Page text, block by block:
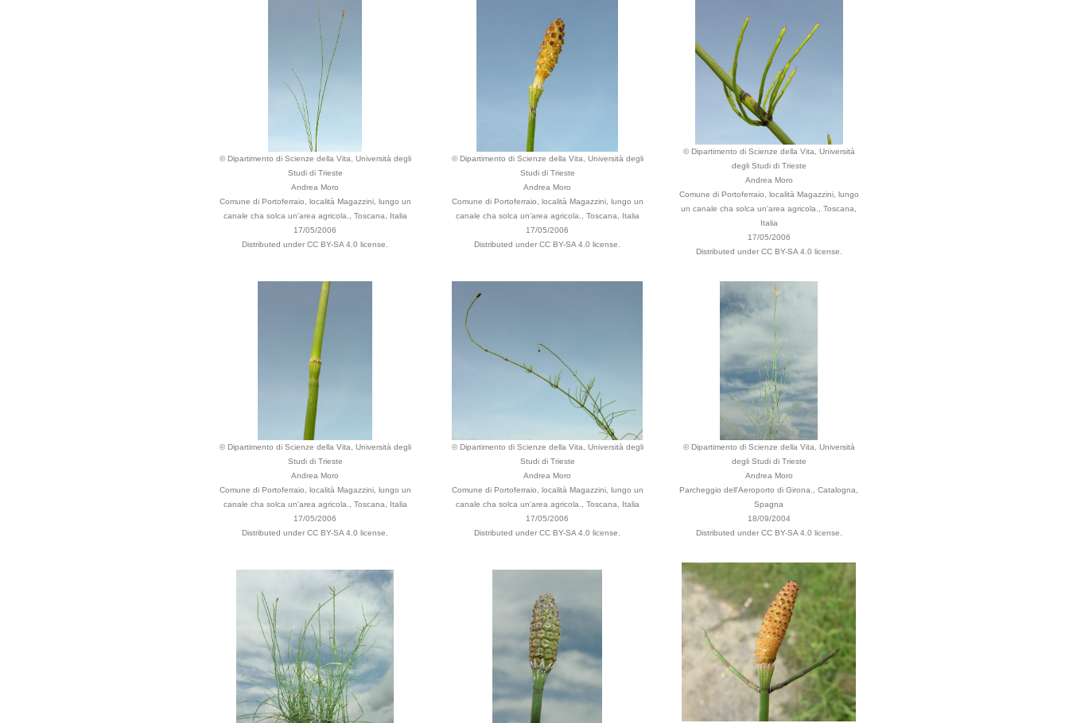
© Dipartimento di Scienze della Vita, Università degli
Studi di Trieste
Andrea Moro
Comune di Portoferraio, località Magazzini, lungo un
canale cha solca un'area agricola., Toscana, Italia
17/05/2006
Distributed under CC BY-SA 4.0 license.
© Dipartimento di Scienze della Vita, Università degli
Studi di Trieste
Andrea Moro
Comune di Portoferraio, località Magazzini, lungo un
canale cha solca un'area agricola., Toscana, Italia
17/05/2006
Distributed under CC BY-SA 4.0 license.
© Dipartimento di Scienze della Vita, Università
degli Studi di Trieste
Andrea Moro
Comune di Portoferraio, località Magazzini, lungo
un canale cha solca un'area agricola., Toscana,
Italia
17/05/2006
Distributed under CC BY-SA 4.0 license.
© Dipartimento di Scienze della Vita, Università degli
Studi di Trieste
Andrea Moro
Comune di Portoferraio, località Magazzini, lungo un
canale cha solca un'area agricola., Toscana, Italia
17/05/2006
Distributed under CC BY-SA 4.0 license.
© Dipartimento di Scienze della Vita, Università degli
Studi di Trieste
Andrea Moro
Comune di Portoferraio, località Magazzini, lungo un
canale cha solca un'area agricola., Toscana, Italia
17/05/2006
Distributed under CC BY-SA 4.0 license.
© Dipartimento di Scienze della Vita, Università
degli Studi di Trieste
Andrea Moro
Parcheggio dell'Aeroporto di Girona., Catalogna,
Spagna
18/09/2004
Distributed under CC BY-SA 4.0 license.